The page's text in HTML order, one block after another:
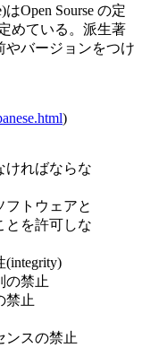
はOpen Sourse の定
めている。派生著
やバージョンをつけ
)
ければならな
フトウェアと
とを許可しな
の禁止
禁止
ンスの禁止